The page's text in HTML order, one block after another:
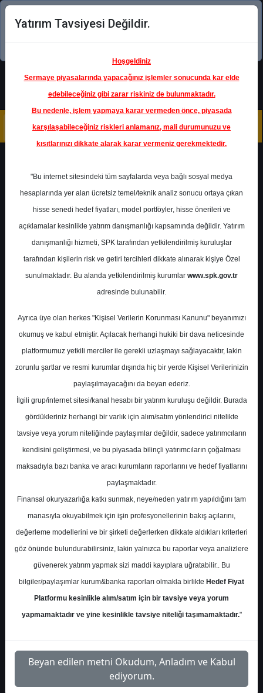
Şimdi uygulamayı indirin!
Ana Sayfa
Raporlar
İş Yatırım Menkul Değerler
İş Yatırım - TAVHL Hedef
Fiyat Raporu
İş Yatırım Menkul Değerler
14 Şubat 2024
A- A+
Çarşamba, 14 Şubat 2024 00:00
S.No Dosya Adı İndir
1
is-yatirim-tavhl-
hedeffiyat-raporu
İlgili Dosyayı
İndir
Yatırım Tavsiyesi Değildir.
Hoşgeldiniz
Sermaye piyasalarında yapacağınız işlemler sonucunda kar elde
edebileceğiniz gibi zarar riskiniz de bulunmaktadır.
Bu nedenle, işlem yapmaya karar vermeden önce, piyasada
karşılaşabileceğiniz riskleri anlamanız, mali durumunuzu ve
kısıtlarınızı dikkate alarak karar vermeniz gerekmektedir.
"Bu internet sitesindeki tüm sayfalarda veya bağlı sosyal medya
hesaplarında yer alan ücretsiz temel/teknik analiz sonucu ortaya çıkan
hisse senedi hedef fiyatları, model portföyler, hisse önerileri ve
açıklamalar kesinlikle yatırım danışmanlığı kapsamında değildir. Yatırım
danışmanlığı hizmeti, SPK tarafından yetkilendirilmiş kuruluşlar
tarafından kişilerin risk ve getiri tercihleri dikkate alınarak kişiye Özel
sunulmaktadır. Bu alanda yetkilendirilmiş kurumlar www.spk.gov.tr
adresinde bulunabilir.
Ayrıca üye olan herkes "Kişisel Verilerin Korunması Kanunu" beyanımızı
okumuş ve kabul etmiştir. Açılacak herhangi hukiki bir dava neticesinde
platformumuz yetkili merciler ile gerekli uzlaşmayı sağlayacaktır, lakin
zorunlu şartlar ve resmi kurumlar dışında hiç bir yerde Kişisel Verilerinizin
paylaşılmayacağını da beyan ederiz.
İlgili grup/internet sitesi/kanal hesabı bir yatırım kuruluşu değildir. Burada
gördükleriniz herhangi bir varlık için alım/satım yönlendirici nitelikte
tavsiye veya yorum niteliğinde paylaşımlar değildir, sadece yatırımcıların
kendisini geliştirmesi, ve bu piyasada bilinçli yatırımcıların çoğalması
maksadıyla bazı banka ve aracı kurumların raporlarını ve hedef fiyatlarını
paylaşmaktadır.
Finansal okuryazarlığa katkı sunmak, neye/neden yatırım yapıldığını tam
manasıyla okuyabilmek için işin profesyonellerinin bakış açılarını,
değerleme modellerini ve bir şirketi değerlerken dikkate aldıkları kriterleri
göz önünde bulundurabilirsiniz, lakin yalnızca bu raporlar veya analizlere
güvenerek yatırım yapmak sizi maddi kayıplara uğratabilir.. Bu
bilgiler/paylaşımlar kurum&banka raporları olmakla birlikte Hedef Fiyat
Platformu kesinlikle alım/satım için bir tavsiye veya yorum
yapmamaktadır ve yine kesinlikle tavsiye niteliği taşımamaktadır."
Beyan edilen metni Okudum, Anladım ve Kabul
ediyorum.